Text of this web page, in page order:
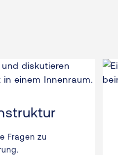
Fragen zu